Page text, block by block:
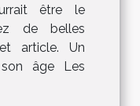
être le
de belles
article. Un
âge Les